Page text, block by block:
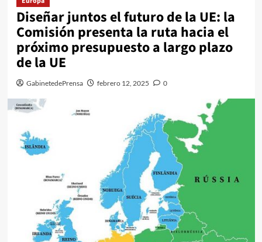
Diseñar juntos el futuro de la UE: la
Comisión presenta la ruta hacia el
próximo presupuesto a largo plazo
de la UE
GabinetedePrensa febrero 12, 2025 0